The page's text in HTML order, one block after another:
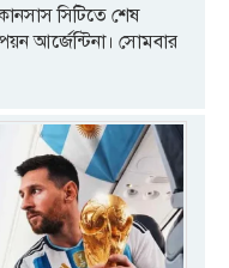
সিটিতে শেষ
আর্জেন্টিনা। সোমবার